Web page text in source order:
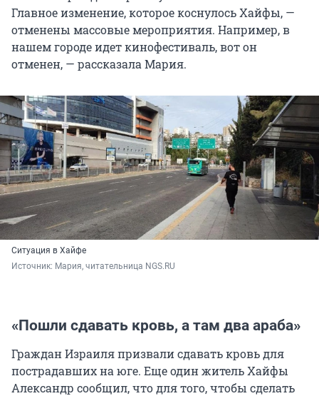
Главное изменение, которое коснулось Хайфы, —
отменены массовые мероприятия. Например, в
нашем городе идет кинофестиваль, вот он
отменен, — рассказала Мария.
Ситуация в Хайфе
Источник: Мария, читательница NGS.RU
«Пошли сдавать кровь, а там два араба»
Граждан Израиля призвали сдавать кровь для
пострадавших на юге. Еще один житель Хайфы
Александр сообщил, что для того, чтобы сделать